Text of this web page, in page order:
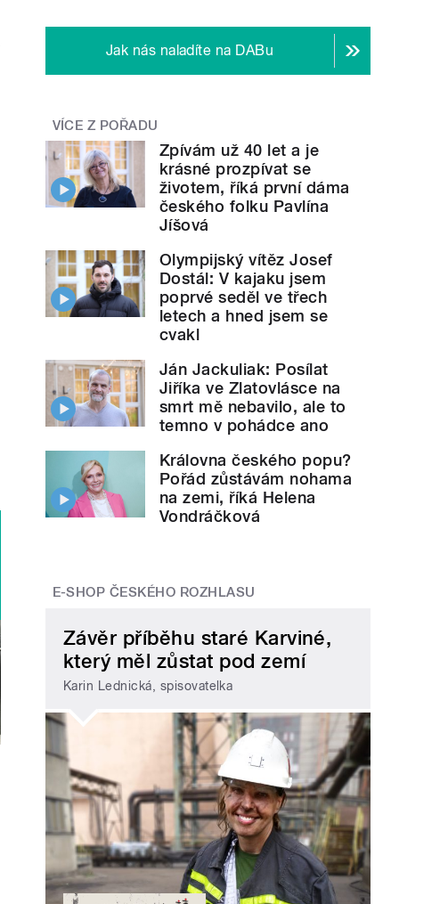
Jak nás naladíte na DABu
VÍCE Z POŘADU
Zpívám už 40 let a je
krásné prozpívat se
životem, říká první dáma
českého folku Pavlína
Jíšová
Olympijský vítěz Josef
Dostál: V kajaku jsem
poprvé seděl ve třech
letech a hned jsem se
cvakl
Ján Jackuliak: Posílat
Jiříka ve Zlatovlásce na
smrt mě nebavilo, ale to
temno v pohádce ano
Královna českého popu?
Pořád zůstávám nohama
na zemi, říká Helena
Vondráčková
E-SHOP ČESKÉHO ROZHLASU
Závěr příběhu staré Karviné,
který měl zůstat pod zemí
Karin Lednická, spisovatelka